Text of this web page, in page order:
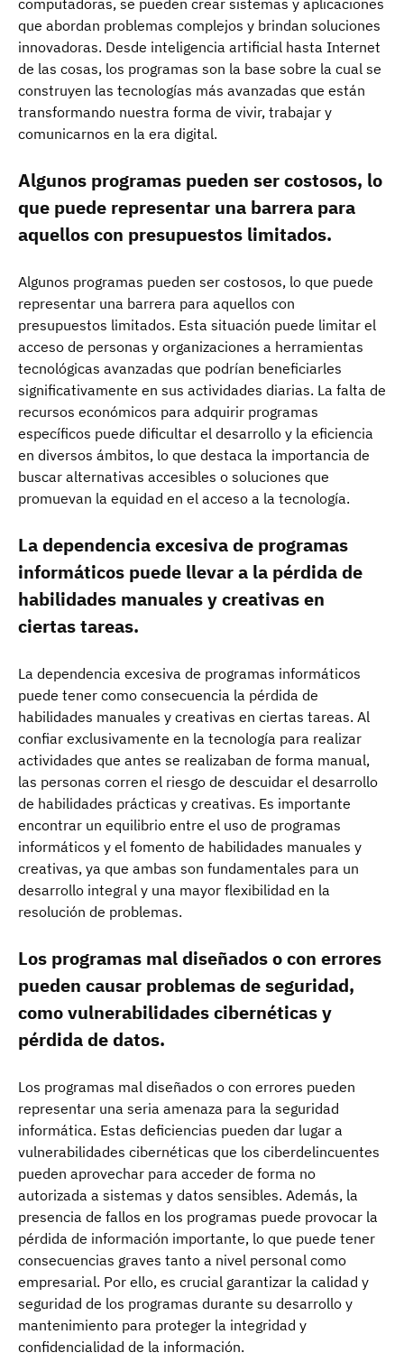
computadoras, se pueden crear sistemas y aplicaciones
que abordan problemas complejos y brindan soluciones
innovadoras. Desde inteligencia artificial hasta Internet
de las cosas, los programas son la base sobre la cual se
construyen las tecnologías más avanzadas que están
transformando nuestra forma de vivir, trabajar y
comunicarnos en la era digital.
Algunos programas pueden ser costosos, lo
que puede representar una barrera para
aquellos con presupuestos limitados.
Algunos programas pueden ser costosos, lo que puede
representar una barrera para aquellos con
presupuestos limitados. Esta situación puede limitar el
acceso de personas y organizaciones a herramientas
tecnológicas avanzadas que podrían beneficiarles
significativamente en sus actividades diarias. La falta de
recursos económicos para adquirir programas
específicos puede dificultar el desarrollo y la eficiencia
en diversos ámbitos, lo que destaca la importancia de
buscar alternativas accesibles o soluciones que
promuevan la equidad en el acceso a la tecnología.
La dependencia excesiva de programas
informáticos puede llevar a la pérdida de
habilidades manuales y creativas en
ciertas tareas.
La dependencia excesiva de programas informáticos
puede tener como consecuencia la pérdida de
habilidades manuales y creativas en ciertas tareas. Al
confiar exclusivamente en la tecnología para realizar
actividades que antes se realizaban de forma manual,
las personas corren el riesgo de descuidar el desarrollo
de habilidades prácticas y creativas. Es importante
encontrar un equilibrio entre el uso de programas
informáticos y el fomento de habilidades manuales y
creativas, ya que ambas son fundamentales para un
desarrollo integral y una mayor flexibilidad en la
resolución de problemas.
Los programas mal diseñados o con errores
pueden causar problemas de seguridad,
como vulnerabilidades cibernéticas y
pérdida de datos.
Los programas mal diseñados o con errores pueden
representar una seria amenaza para la seguridad
informática. Estas deficiencias pueden dar lugar a
vulnerabilidades cibernéticas que los ciberdelincuentes
pueden aprovechar para acceder de forma no
autorizada a sistemas y datos sensibles. Además, la
presencia de fallos en los programas puede provocar la
pérdida de información importante, lo que puede tener
consecuencias graves tanto a nivel personal como
empresarial. Por ello, es crucial garantizar la calidad y
seguridad de los programas durante su desarrollo y
mantenimiento para proteger la integridad y
confidencialidad de la información.